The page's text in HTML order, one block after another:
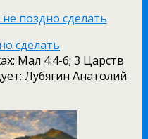
сделать
Мал 4:4-6; 3 Царств
Лубягин Анатолий